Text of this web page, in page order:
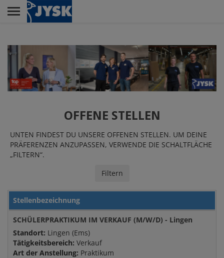
Skip
AUSBILDUNG
VERWALTUNG
LOGISTIKZENTREN
JYSK ALS ARBEITGEBER
OFFENE STELLEN
UNTEN FINDEST DU UNSERE OFFENEN STELLEN. UM DEINE
PRÄFERENZEN ANZUPASSEN, VERWENDE DIE SCHALTFLÄCHE
„FILTERN“.
Filtern
Stellenbezeichnung
SCHÜLERPRAKTIKUM IM VERKAUF (M/W/D) - Lingen
Standort: Lingen (Ems)
Tätigkeitsbereich: Verkauf
Art der Anstellung: Praktikum